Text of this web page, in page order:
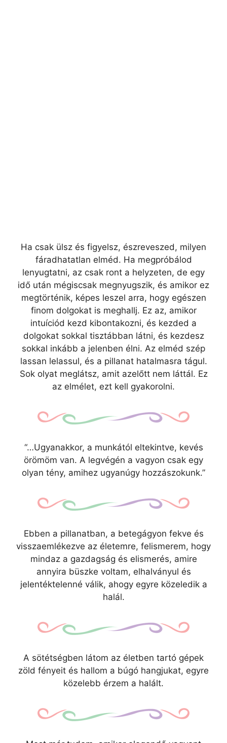
Ha csak ülsz és figyelsz, észreveszed, milyen
fáradhatatlan elméd. Ha megpróbálod
lenyugtatni, az csak ront a helyzeten, de egy
idő után mégiscsak megnyugszik, és amikor ez
megtörténik, képes leszel arra, hogy egészen
finom dolgokat is meghallj. Ez az, amikor
intuíciód kezd kibontakozni, és kezded a
dolgokat sokkal tisztábban látni, és kezdesz
sokkal inkább a jelenben élni. Az elméd szép
lassan lelassul, és a pillanat hatalmasra tágul.
Sok olyat meglátsz, amit azelőtt nem láttál. Ez
az elmélet, ezt kell gyakorolni.
“…Ugyanakkor, a munkától eltekintve, kevés
örömöm van. A legvégén a vagyon csak egy
olyan tény, amihez ugyanúgy hozzászokunk.”
Ebben a pillanatban, a betegágyon fekve és
visszaemlékezve az életemre, felismerem, hogy
mindaz a gazdagság és elismerés, amire
annyira büszke voltam, elhalványul és
jelentéktelenné válik, ahogy egyre közeledik a
halál.
A sötétségben látom az életben tartó gépek
zöld fényeit és hallom a búgó hangjukat, egyre
közelebb érzem a halált.